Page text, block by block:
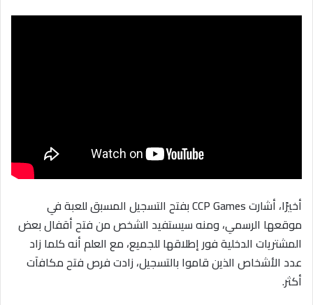
أخيرًا، أشارت CCP Games بفتح التسجيل المسبق للعبة في
موقعها الرسمي، ومنه سيستفيد الشخص من فتح أقفال بعض
المشتريات الدخلية فور إطلاقها للجميع، مع العلم أنه كلما زاد
عدد الأشخاص الذين قاموا بالتسجيل، زادت فرص فتح مكافآت
أكثر.